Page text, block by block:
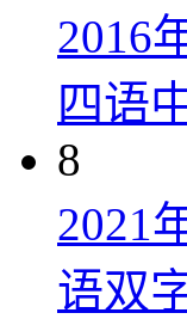
2016
四语
8
2021
语双